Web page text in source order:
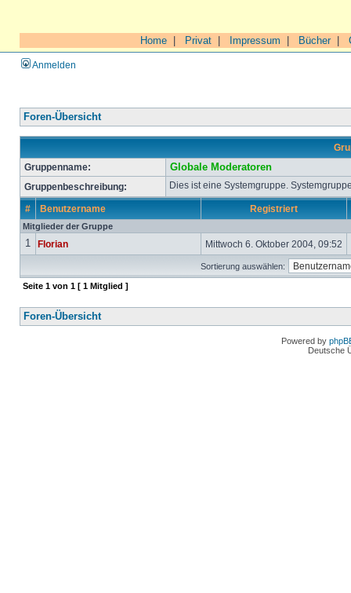
Home Privat Impressum Bücher|
Anmelden
Foren-Übersicht
Gruppenname:
Globale Moderatoren
Gruppenbeschreibung: Dies ist eine Systemgruppe.
# Benutzername Registriert
Mitglieder der Gruppe
1 Florian Mittwoch 6. Oktober 2004, 09:52
Sortierung auswählen:
Seite 1 von 1 [ 1 Mitglied ]
Foren-Übersicht
Powered by
Deutsche